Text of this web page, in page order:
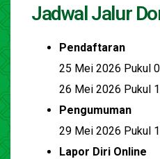
Jadwal Jalur
Pendaftaran
25 Mei 2026 Pukul
26 Mei 2026 Pukul
Pengumuman
29 Mei 2026 Pukul
Lapor Diri Online